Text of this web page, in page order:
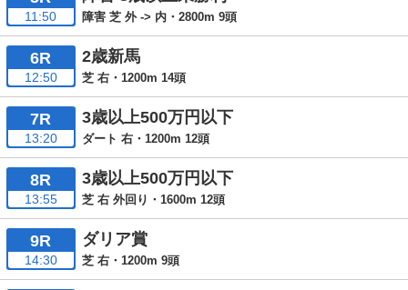
11:50 障害 芝 外 -> 内・2800m 9頭
6R
12:50
2歳新馬
芝 右・1200m 14頭
7R
13:20
3歳以上500万円以下
ダート 右・1200m 12頭
8R
13:55
3歳以上500万円以下
芝 右 外回り・1600m 12頭
9R
14:30
ダリア賞
芝 右・1200m 9頭